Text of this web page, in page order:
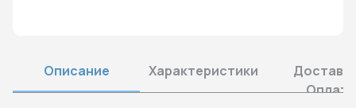
Описание Характеристики
Оплата